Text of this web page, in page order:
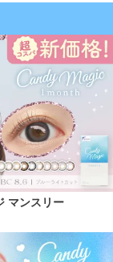
マンスリー